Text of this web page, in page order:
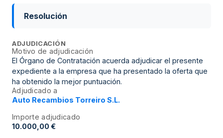
Resolución
ADJUDICACIÓN
Motivo de adjudicación
El Órgano de Contratación acuerda adjudicar el presente
expediente a la empresa que ha presentado la oferta que
ha obtenido la mejor puntuación.
Adjudicado a
Auto Recambios Torreiro S.L.
Importe adjudicado
10.000,00 €